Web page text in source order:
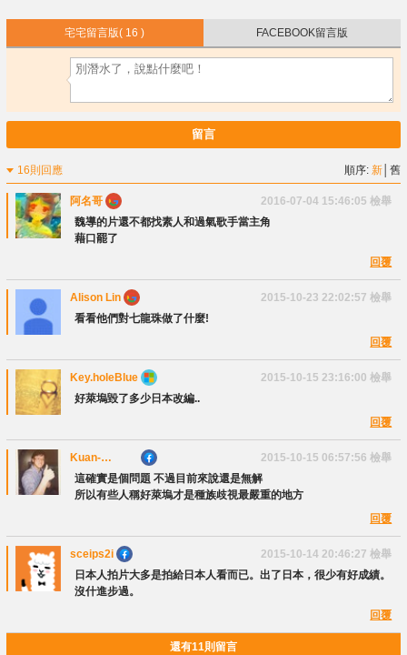
宅宅留言版( 16 ) FACEBOOK留言版
留言
16則回應 順序:新 │舊
阿名哥 2016-07-04 15:46:05 檢舉
魏導的片還不都找素人和過氣歌手當主角
藉口罷了
回覆
Alison Lin 2015-10-23 22:02:57 檢舉
看看他們對七龍珠做了什麼!
回覆
Key.holeBlue♉ 2015-10-15 23:16:00 檢舉
好萊塢毀了多少日本改編..
回覆
Kuan-
TsenChen
2015-10-15 06:57:56 檢舉
這確實是個問題 不過目前來說還是無解
所以有些人稱好萊塢才是種族歧視最嚴重的地方
回覆
sceips2i 2015-10-14 20:46:27 檢舉
日本人拍片大多是拍給日本人看而已。出了日本，很少有好成績。
沒什進步過。
回覆
還有11則留言